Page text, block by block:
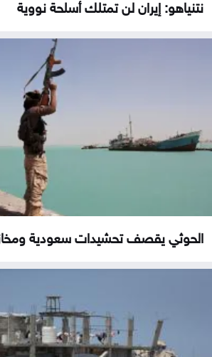
نتنياهو: إيران لن تمتلك أسلحة نووية
الحوثي يقصف تحشيدات سعودية